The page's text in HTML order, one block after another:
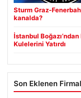
Sturm Graz-
kanalda?
İstanbul
Kulelerini Yatırdı
Son Eklenen